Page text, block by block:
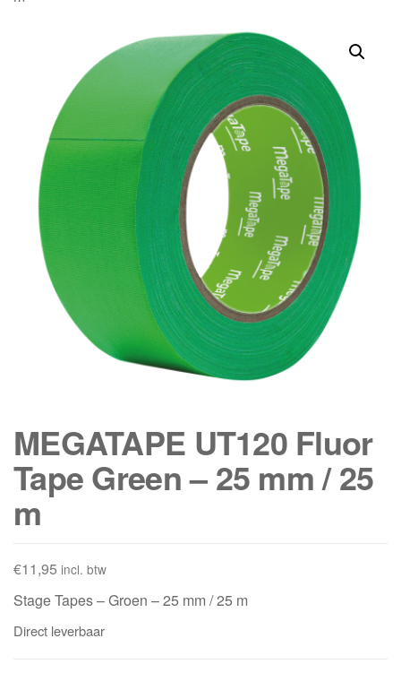
MEGATAPE UT120 Fluor
Tape Green – 25 mm / 25
m
€11,95 incl. btw
Stage Tapes – Groen – 25 mm / 25 m
Direct leverbaar